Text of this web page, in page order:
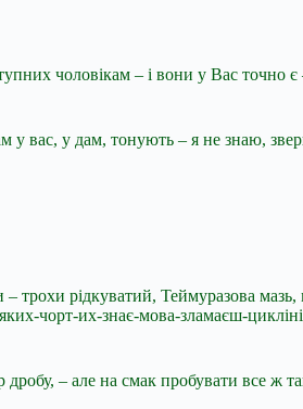
чоловікам – і вони у Вас точно
вас, у дам, тонують – я не знаю,
рідкуватий, Теймуразова мазь,
чорт-их-знає-мова-зламаєш-
– але на смак пробувати все ж